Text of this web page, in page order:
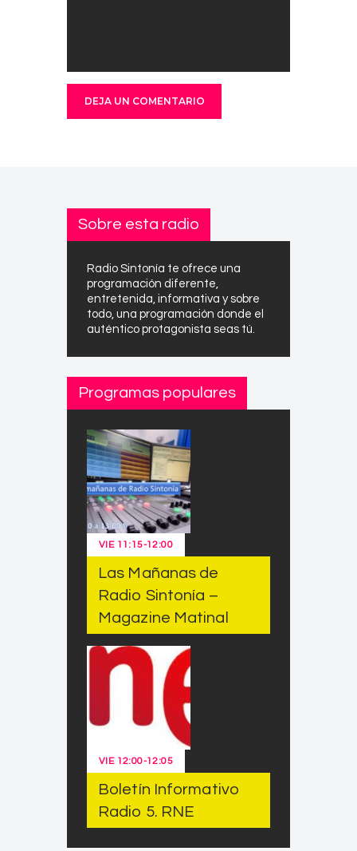
Sobre esta radio
Radio Sintonía te ofrece una
programación diferente,
entretenida, informativa y sobre
todo, una programación donde el
auténtico protagonista seas tú.
Programas populares
VIE 11:15-12:00
Las Mañanas de
Radio Sintonía –
Magazine Matinal
VIE 12:00-12:05
Boletín Informativo
Radio 5. RNE